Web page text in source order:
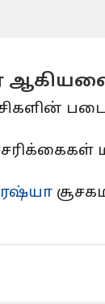
ரஷ்யா